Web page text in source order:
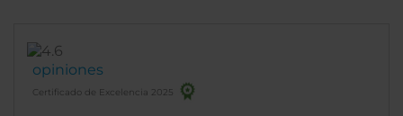
opiniones
Certificado de Excelencia 2025